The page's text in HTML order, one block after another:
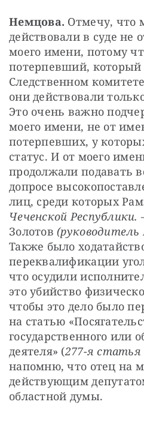
Немцова. Отмечу, что
действовали в суде не
моего имени, потому
потерпевший, который
Следственном
они действовали
Это очень важно
моего имени, не от
потерпевших, у
статус. И от моего
продолжали подавать
допросе
лиц, среди которых
Чеченской Республики.
Золотов (руководитель
Также было
переквалификации
что осудили
это убийство
чтобы это дело было
на статью
государственного или
деятеля» (277-я
напомню, что отец на
действующим
областной думы.